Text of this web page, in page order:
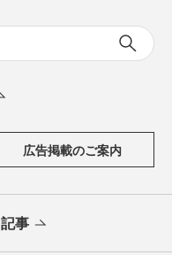
広告掲載のご案内
記事